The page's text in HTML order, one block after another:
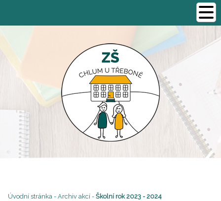
Úvodní stránka - Archiv akcí - Školní rok 2023 - 2024